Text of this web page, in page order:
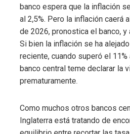
banco espera que la inflación
al 2,5%. Pero la inflación caerá
de 2026, pronostica el banco, y
Si bien la inflación se ha
reciente, cuando superó el 11%
banco central teme declarar la
prematuramente.
Como muchos otros bancos
Inglaterra está tratando de